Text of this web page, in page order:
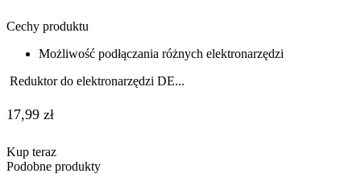
Cechy produktu
Możliwość podłączania różnych elektronarzędzi
Reduktor do elektronarzędzi DE...
17,99 zł
Kup teraz
Podobne produkty